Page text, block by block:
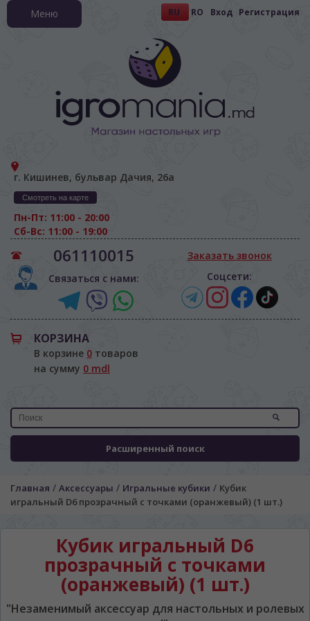
RU RO Вход Регистрация
г. Кишинев, бульвар Дачия, 26а
Смотреть на карте
Пн-Пт: 11:00 - 20:00
Сб-Вс: 11:00 - 19:00
061110015
Связаться с нами:
Заказать звонок
Соцсети:
КОРЗИНА
В корзине 0 товаров
на сумму 0 mdl
Расширенный поиск
Меню
Главная / Аксессуары / Игральные кубики / Кубик
игральный D6 прозрачный с точками (оранжевый) (1 шт.)
Кубик игральный D6
прозрачный с точками
(оранжевый) (1 шт.)
"Незаменимый аксессуар для настольных и ролевых
ЯЗЫК САЙТА / LIMBA SITE-ULUI
На каком языке Вы хотите
просматривать наш сайт?
În ce limbă ați dori să vedeți site-ul nostru?
Vă vom deranja doar o singură dată, apoi vă
vom salva alegerea limbii.
Если вы хотите переключить язык
сайта, то это можно всегда сделать в
правом верхнем углу страницы.